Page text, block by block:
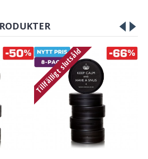
Tillfälligt slutsåld